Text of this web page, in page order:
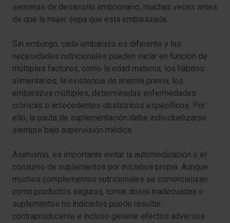
semanas de desarrollo embrionario, muchas veces antes
de que la mujer sepa que está embarazada.
Sin embargo, cada embarazo es diferente y las
necesidades nutricionales pueden variar en función de
múltiples factores, como la edad materna, los hábitos
alimentarios, la existencia de anemia previa, los
embarazos múltiples, determinadas enfermedades
crónicas o antecedentes obstétricos específicos. Por
ello, la pauta de suplementación debe individualizarse
siempre bajo supervisión médica.
Asimismo, es importante evitar la automedicación o el
consumo de suplementos por iniciativa propia. Aunque
muchos complementos nutricionales se comercializan
como productos seguros, tomar dosis inadecuadas o
suplementos no indicados puede resultar
contraproducente e incluso generar efectos adversos